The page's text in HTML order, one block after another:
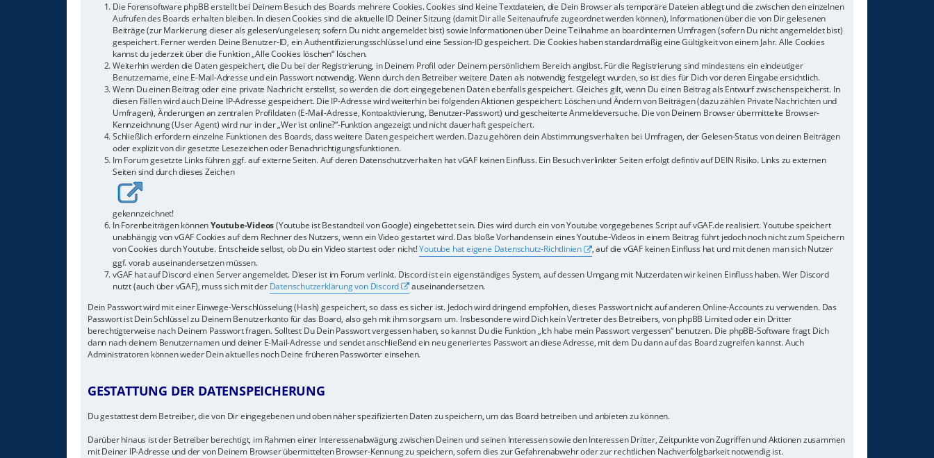
Die Forensoftware phpBB erstellt bei Deinem Besuch des Boards mehrere Cookies. Cookies sind kleine Textdateien, die Dein Browser als temporäre Dateien ablegt und die zwischen den einzelnen
Aufrufen des Boards erhalten bleiben. In diesen Cookies sind die aktuelle ID Deiner Sitzung (damit Dir alle Seitenaufrufe zugeordnet werden können), Informationen über die von Dir gelesenen
Beiträge (zur Markierung dieser als gelesen/ungelesen; sofern Du nicht angemeldet bist) sowie Informationen über Deine Teilnahme an boardinternen Umfragen (sofern Du nicht angemeldet bist)
gespeichert. Ferner werden Deine Benutzer-ID, ein Authentifizierungsschlüssel und eine Session-ID gespeichert. Die Cookies haben standardmäßig eine Gültigkeit von einem Jahr. Alle Cookies
kannst du jederzeit über die Funktion „Alle Cookies löschen“ löschen.
Weiterhin werden die Daten gespeichert, die Du bei der Registrierung, in Deinem Profil oder Deinem persönlichem Bereich angibst. Für die Registrierung sind mindestens ein eindeutiger
Benutzername, eine E-Mail-Adresse und ein Passwort notwendig. Wenn durch den Betreiber weitere Daten als notwendig festgelegt wurden, so ist dies für Dich vor deren Eingabe ersichtlich.
Wenn Du einen Beitrag oder eine private Nachricht erstellst, so werden die dort eingegebenen Daten ebenfalls gespeichert. Gleiches gilt, wenn Du einen Beitrag als Entwurf zwischenspeicherst. In
diesen Fällen wird auch Deine IP-Adresse gespeichert. Die IP-Adresse wird weiterhin bei folgenden Aktionen gespeichert: Löschen und Ändern von Beiträgen (dazu zählen Private Nachrichten und
Umfragen), Änderungen an zentralen Profildaten (E-Mail-Adresse, Kontoaktivierung, Benutzer-Passwort) und gescheiterte Anmeldeversuche. Die von Deinem Browser übermittelte Browser-
Kennzeichnung (User Agent) wird nur in der „Wer ist online?“-Funktion angezeigt und nicht dauerhaft gespeichert.
Schließlich erfordern einzelne Funktionen des Boards, dass weitere Daten gespeichert werden. Dazu gehören dein Abstimmungsverhalten bei Umfragen, der Gelesen-Status von deinen Beiträgen
oder explizit von dir gesetzte Lesezeichen oder Benachrichtigungsfunktionen.
Im Forum gesetzte Links führen ggf. auf externe Seiten. Auf deren Datenschutzverhalten hat vGAF keinen Einfluss. Ein Besuch verlinkter Seiten erfolgt defintiv auf DEIN Risiko. Links zu externen
Seiten sind durch dieses Zeichen
gekennzeichnet!
In Forenbeiträgen könnenYoutube-Videos(Youtube ist Bestandteil von Google) eingebettet sein. Dies wird durch ein von Youtube vorgegebenes Script auf vGAF.de realisiert. Youtube speichert
unabhängig von vGAF Cookies auf dem Rechner des Nutzers, wenn ein Video gestartet wird. Das bloße Vorhandensein eines Youtube-Videos in einem Beitrag führt jedoch noch nicht zum Speichern
von Cookies durch Youtube. Entscheide selbst, ob Du ein Video startest oder nicht!Youtube hat eigene Datenschutz-Richtlinien
, auf die vGAF keinen Einfluss hat und mit denen man sich Nutzer
ggf. vorab auseinandersetzen müssen.
vGAF hat auf Discord einen Server angemeldet. Dieser ist im Forum verlinkt. Discord ist ein eigenständiges System, auf dessen Umgang mit Nutzerdaten wir keinen Einfluss haben. Wer Discord
nutzt (auch über vGAF), muss sich mit der Datenschutzerklärung von Discord
auseinandersetzen.
Dein Passwort wird mit einer Einwege-Verschlüsselung (Hash) gespeichert, so dass es sicher ist. Jedoch wird dringend empfohlen, dieses Passwort nicht auf anderen Online-Accounts zu verwenden. Das
Passwort ist Dein Schlüssel zu Deinem Benutzerkonto für das Board, also geh mit ihm sorgsam um. Insbesondere wird Dich kein Vertreter des Betreibers, von phpBB Limited oder ein Dritter
berechtigterweise nach Deinem Passwort fragen. Solltest Du Dein Passwort vergessen haben, so kannst Du die Funktion „Ich habe mein Passwort vergessen“ benutzen. Die phpBB-Software fragt Dich
dann nach deinem Benutzernamen und deiner E-Mail-Adresse und sendet anschließend ein neu generiertes Passwort an diese Adresse, mit dem Du dann auf das Board zugreifen kannst. Auch
Administratoren können weder Dein aktuelles noch Deine früheren Passwörter einsehen.
GESTATTUNG DER DATENSPEICHERUNG
Du gestattest dem Betreiber, die von Dir eingegebenen und oben näher spezifizierten Daten zu speichern, um das Board betreiben und anbieten zu können.
Darüber hinaus ist der Betreiber berechtigt, im Rahmen einer Interessenabwägung zwischen Deinen und seinen Interessen sowie den Interessen Dritter, Zeitpunkte von Zugriffen und Aktionen zusammen
mit Deiner IP-Adresse und der von Deinem Browser übermittelten Browser-Kennung zu speichern, sofern dies zur Gefahrenabwehr oder zur rechtlichen Nachverfolgbarkeit notwendig ist.